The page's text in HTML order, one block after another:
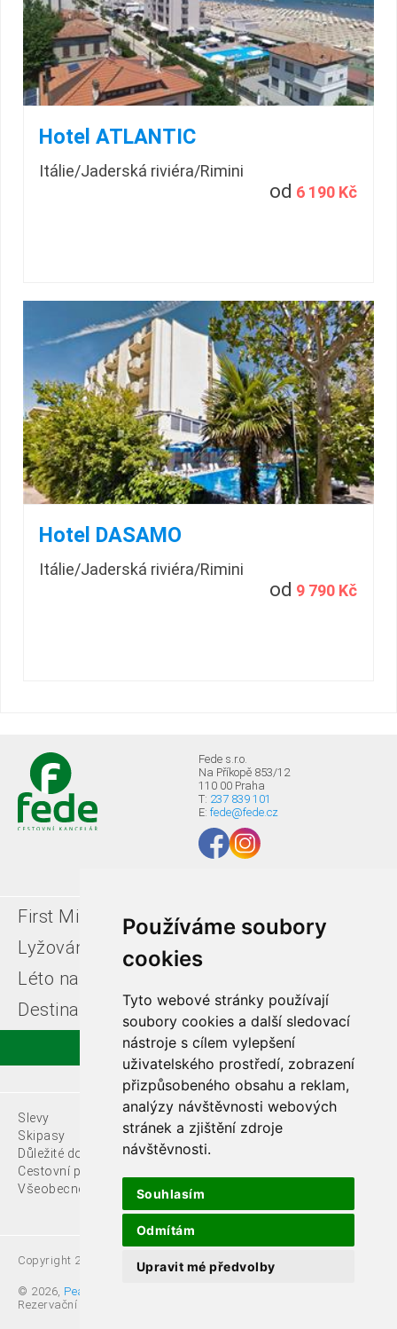
Používáme soubory
cookies
Tyto webové stránky používají
soubory cookies a další sledovací
nástroje s cílem vylepšení
uživatelského prostředí, zobrazení
přizpůsobeného obsahu a reklam,
analýzy návštěvnosti webových
stránek a zjištění zdroje
návštěvnosti.
Souhlasím
Odmítám
Upravit mé předvolby
Hotel ATLANTIC
Itálie/Jaderská riviéra/Rimini
od 6 190 Kč
Hotel DASAMO
Itálie/Jaderská riviéra/Rimini
od 9 790 Kč
Fede s.r.o.
Na Příkopě 853/12
110 00 Praha
T: 237 839 101
E: fede@fede.cz
First Minute
Last minute
Lyžování v Itálii
Léto na horách
Destinace
Slevy
Skipasy
O nás
Důležité dokumenty
Cestovní pojištění
Kontakty
Všeobecné podmínky
Copyright 2021 Fede, s.r.o.
© 2026, Pear s.r.o.
Rezervační systémy. All rights reserved.